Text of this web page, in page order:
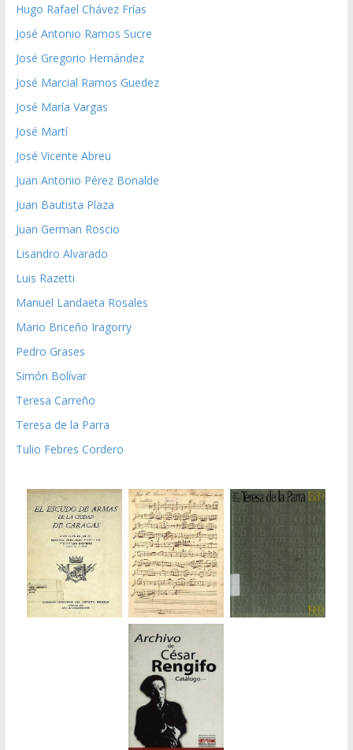
Hugo Rafael Chávez Frías
José Antonio Ramos Sucre
José Gregorio Hernández
José Marcial Ramos Guedez
José María Vargas
José Martí
José Vicente Abreu
Juan Antonio Pérez Bonalde
Juan Bautista Plaza
Juan German Roscio
Lisandro Alvarado
Luis Razetti
Manuel Landaeta Rosales
Mario Briceño Iragorry
Pedro Grases
Simón Bolívar
Teresa Carreño
Teresa de la Parra
Tulio Febres Cordero